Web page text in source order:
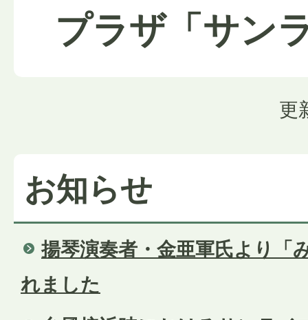
プラザ「サン
更
お知らせ
揚琴演奏者・金亜軍氏より「
れました